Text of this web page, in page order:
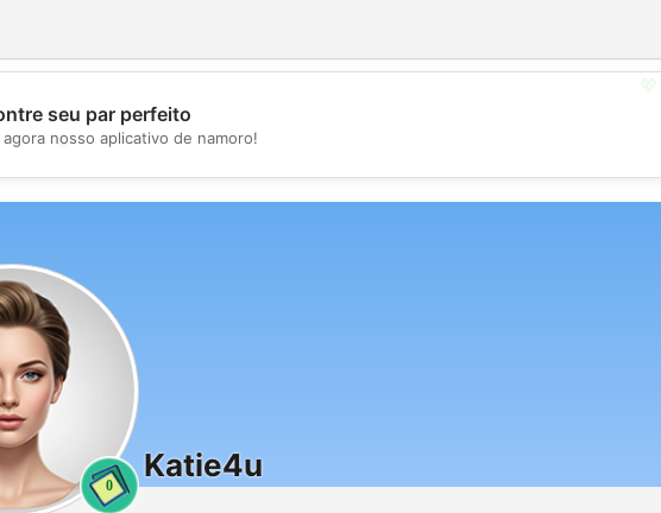
💖
seu par perfeito
agora nosso aplicativo de namoro!
0
Katie4u